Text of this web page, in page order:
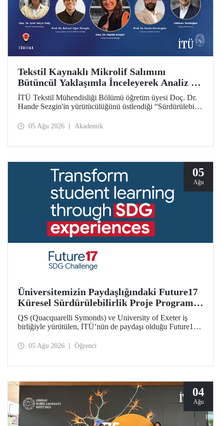
Tekstil Kaynaklı Mikrolif Salımını
Bütüncül Yaklaşımla İnceleyerek Analiz ve
Azaltım Stratejileri Geliştirecek Projeye
TÜBİTAK Desteği
İTÜ Tekstil Mühendisliği Bölümü öğretim üyesi Doç. Dr.
Hande Sezgin'in yürütücülüğünü üstlendiği “Sürdürülebilir
Koşullarına Bağlı Mikrolif Salımı: Aşınma, UV Maruziyeti
kapsamında desteklenmeye hak kazandı.
05 Ağu 2026 Akademik
05
Ağu
Üniversitemizin Paydaşlığındaki Future17
Küresel Sürdürülebilirlik Proje Programı,
Öğrencilerimizin Başvurularını Bekliyor
QS (Quacquarelli Symonds) ve University of Exeter iş
birliğiyle yürütülen, İTÜ’nün de paydaşı olduğu Future17
öğrenci başvuruları açıldı. Başvurular için son gün 31
05 Ağu 2026 Öğrenci
04
Ağu